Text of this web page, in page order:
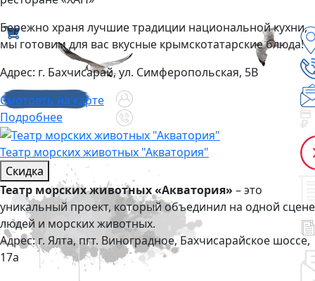
Бережно храня лучшие традиции национальной кухни,
мы готовим для вас вкусные крымскотатарские блюда!
Адрес: г. Бахчисарай, ул. Симферопольская, 5В
Смотреть на карте
Подробнее
Театр морских животных "Акватория"
Скидка
Театр морских животных «Акватория» – это
уникальный проект, который объединил на одной сцене
людей и морских животных.
Адрес:г. Ялта, пгт. Виноградное, Бахчисарайское шоссе,
17а